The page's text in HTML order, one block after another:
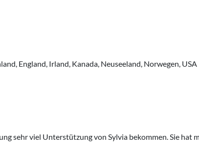
England, Irland, Kanada, Neuseeland, Norwegen, USA
sehr viel Unterstützung von Sylvia bekommen. Sie hat